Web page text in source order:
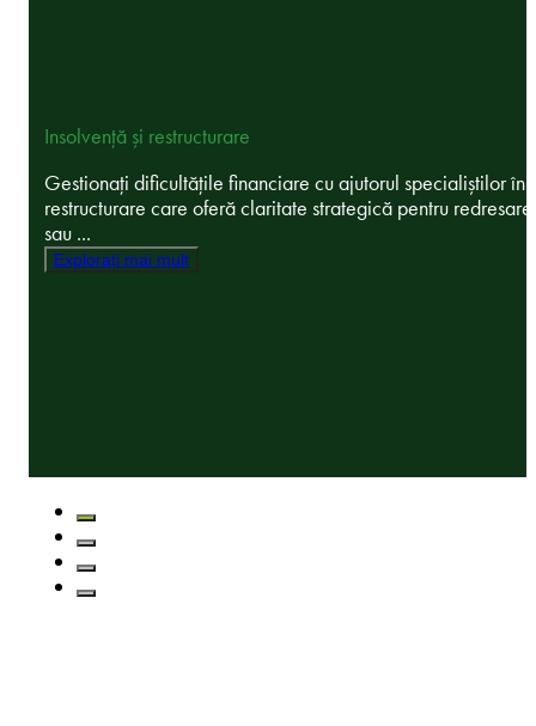
Insolvență și restructurare
Gestionați dificultățile financiare cu ajutorul specialiștilor în
restructurare care oferă claritate strategică pentru redresare
sau ...
Explorați mai mult